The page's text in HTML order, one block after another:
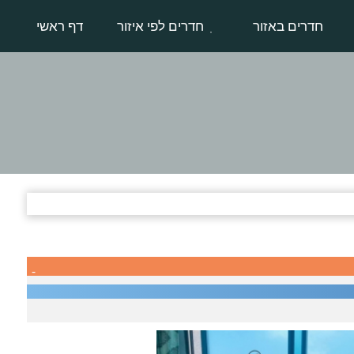
דף ראשי חדרים לפי איזור חדרים באזור
-